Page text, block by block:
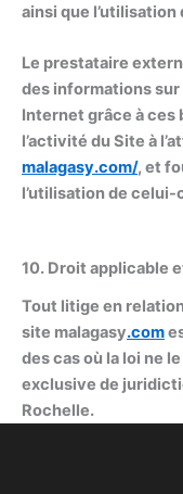
ainsi que l’utilisation
Le prestataire
des informations
Internet grâce à ces
l’activité du Site à
malagasy.com/, et
l’utilisation de celui-
10. Droit applicable
Tout litige en
site malagasy.com
des cas où la loi ne
exclusive de
Rochelle.